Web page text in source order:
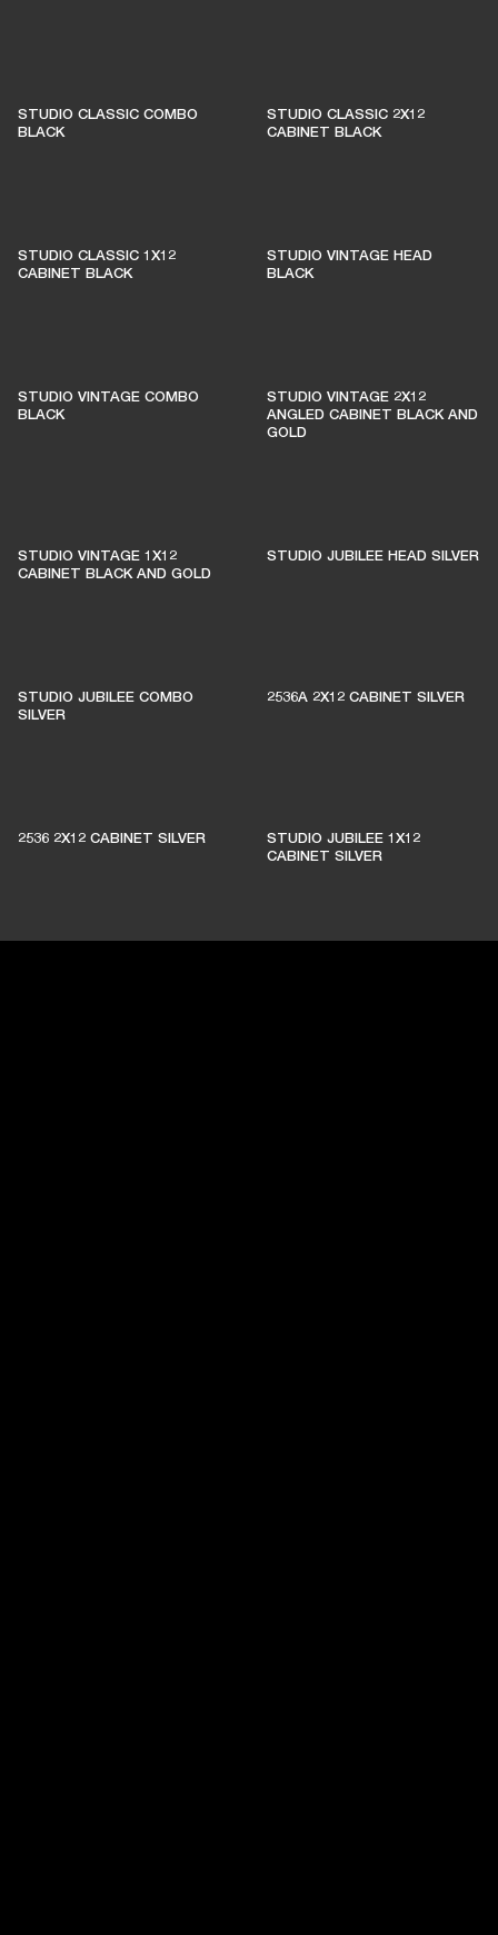
STUDIO CLASSIC COMBO
BLACK
STUDIO CLASSIC 2X12
CABINET BLACK
STUDIO CLASSIC 1X12
CABINET BLACK
STUDIO VINTAGE HEAD
BLACK
STUDIO VINTAGE COMBO
BLACK
STUDIO VINTAGE 2X12
ANGLED CABINET BLACK AND
GOLD
STUDIO VINTAGE 1X12
CABINET BLACK AND GOLD
STUDIO JUBILEE HEAD SILVER
STUDIO JUBILEE COMBO
SILVER
2536A 2X12 CABINET SILVER
2536 2X12 CABINET SILVER
STUDIO JUBILEE 1X12
CABINET SILVER